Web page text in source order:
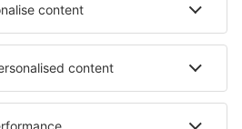
Cazare în Taupont
în Toome Cazare în Decin